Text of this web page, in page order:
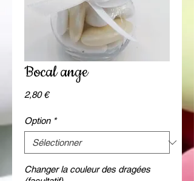
Bocal ange
2,80 €Prix
Option *
Changer la couleur des dragées